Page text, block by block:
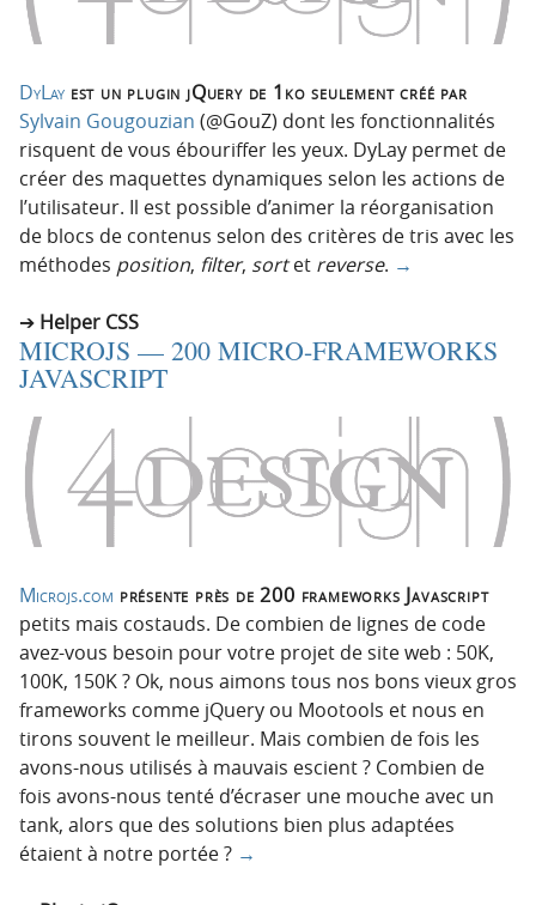
DyLay est un plugin jQuery de 1ko seulement créé par
Sylvain Gougouzian (@GouZ) dont les fonctionnalités
risquent de vous ébouriffer les yeux. DyLay permet de
créer des maquettes dynamiques selon les actions de
l’utilisateur. Il est possible d’animer la réorganisation
de blocs de contenus selon des critères de tris avec les
méthodes position, filter, sortet reverse. →
Helper CSS
MICROJS — 200 MICRO-FRAMEWORKS
JAVASCRIPT
Microjs.com présente près de 200 frameworks Javascript
petits mais costauds. De combien de lignes de code
avez-vous besoin pour votre projet de site web : 50K,
100K, 150K ? Ok, nous aimons tous nos bons vieux gros
frameworks comme jQuery ou Mootools et nous en
tirons souvent le meilleur. Mais combien de fois les
avons-nous utilisés à mauvais escient ? Combien de
fois avons-nous tenté d’écraser une mouche avec un
tank, alors que des solutions bien plus adaptées
étaient à notre portée ? →